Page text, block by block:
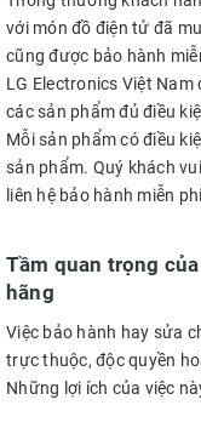
với món đồ điện tử đã
cũng được bảo hành
LG Electronics Việt
các sản phẩm đủ điều
Mỗi sản phẩm có điều
sản phẩm. Quý khách
liên hệ bảo hành miễn
Tầm quan trọng
hãng
Việc bảo hành hay sửa
trực thuộc, độc quyền
Những lợi ích của việc